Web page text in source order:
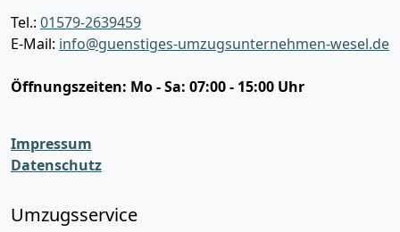
Tel.: 01579-2639459
E-Mail: info@guenstiges-umzugsunternehmen-wesel.de
Öffnungszeiten: Mo - Sa: 07:00 - 15:00 Uhr
Impressum
Datenschutz
Umzugsservice